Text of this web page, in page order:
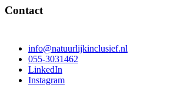
Contact
info@natuurlijkinclusief.nl
055-3031462
LinkedIn
Instagram